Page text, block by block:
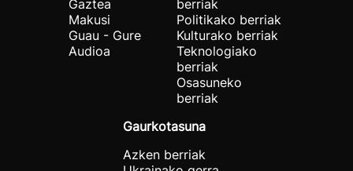
Gaztea
Makusi
Guau - Gure
Audioa
berriak
Politikako berriak
Kulturako berriak
Teknologiako
berriak
Osasuneko
berriak
Gaurkotasuna
Azken berriak